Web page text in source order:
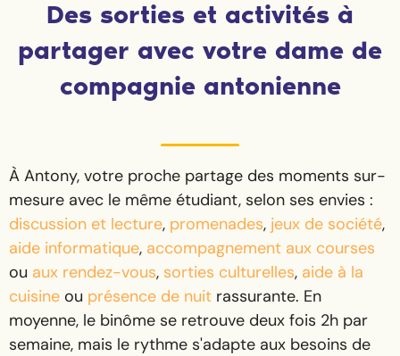
Des sorties et activités à
partager avec votre dame de
compagnie antonienne
À Antony, votre proche partage des moments sur-
mesure avec le même étudiant, selon ses envies :
discussion et lecture, promenades, jeux de société,
aide informatique, accompagnement aux courses
ou aux rendez-vous, sorties culturelles, aide à la
cuisine ou présence de nuit rassurante. En
moyenne, le binôme se retrouve deux fois 2h par
semaine, mais le rythme s'adapte aux besoins de